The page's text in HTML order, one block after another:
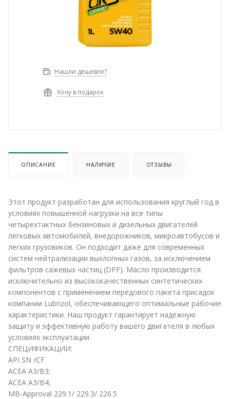
Нашли дешевле?
Хочу в подарок
ОПИСАНИЕ НАЛИЧИЕ ОТЗЫВЫ
Этот продукт разработан для использования круглый год в
условиях повышенной нагрузки на все типы
четырехтактных бензиновых и дизельных двигателей
легковых автомобилей, внедорожников, микроавтобусов и
легких грузовиков. Он подходит даже для современных
систем нейтрализации выхлопных газов, за исключением
фильтров сажевых частиц (DPF). Масло производится
исключительно из высококачественных синтетических
компонентов с применением передового пакета присадок
компании Lubrizol, обеспечивающего оптимальные рабочие
характеристики. Наш продукт гарантирует надежную
защиту и эффективную работу вашего двигателя в любых
условиях эксплуатации.
СПЕЦИФИКАЦИИ:
API SN /CF
ACEA А3/B3;
ACEA А3/B4;
MB-Approval 229.1/ 229.3/ 226.5